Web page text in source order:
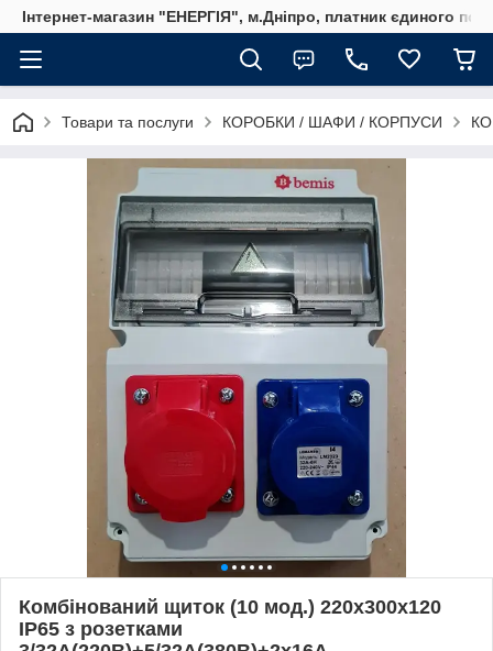
Інтернет-магазин "ЕНЕРГІЯ", м.Дніпро, платник єдиного
Товари та послуги КОРОБКИ / ШАФИ / КОРПУСИ
Комбінований щиток (10 мод.) 220x300x120
IP65 з розетками